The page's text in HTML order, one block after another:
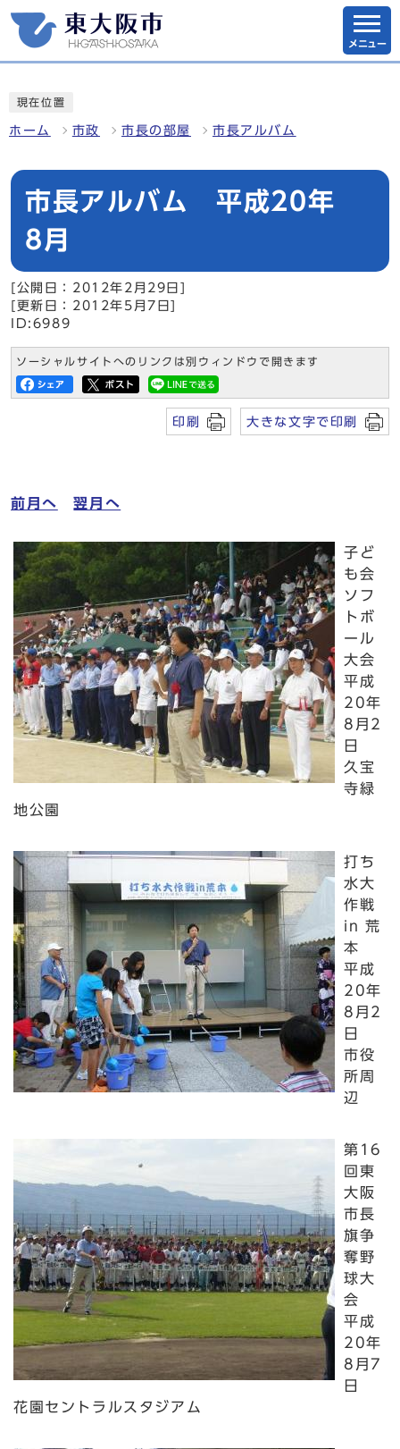
メニュー
現在位置
ホーム 市政 市長の部屋 市長アルバム
市長アルバム 平成20年
8月
[公開日：2012年2月29日]
[更新日：2012年5月7日]
ID:6989
ソーシャルサイトへのリンクは別ウィンドウで開きます
印刷 大きな文字で印刷
前月へ 翌月へ
子ど
も会
ソフ
トボ
ール
大会
平成
20年
8月2
日
久宝
寺緑
地公園
打ち
水大
作戦
in 荒
本
平成
20年
8月2
日
市役
所周
辺
第16
回東
大阪
市長
旗争
奪野
球大
会
平成
20年
8月7
日
花園セントラルスタジアム